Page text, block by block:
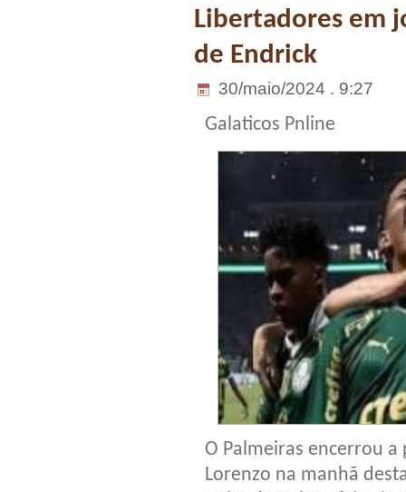
Libertadores em
de Endrick
30/maio/2024 . 9:27
Galaticos Pnline
O Palmeiras encerrou
Lorenzo na manhã